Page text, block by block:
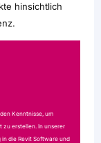
hinsichtlich
Kenntnisse, um
zu erstellen. In unserer
die Revit Software und